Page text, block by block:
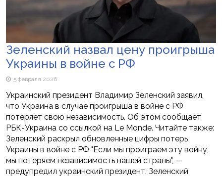
Зеленский назвал цену проигрыша
Украины в войне с РФ
5 февраля 2026
Украинский президент Владимир Зеленский заявил,
что Украина в случае проигрыша в войне с РФ
потеряет свою независимость. Об этом сообщает
РБК-Украина со ссылкой на Le Monde. Читайте также:
Зеленский раскрыл обновленные цифры потерь
Украины в войне с РФ "Если мы проиграем эту войну,
мы потеряем независимость нашей страны", —
предупредил украинский президент. Зеленский